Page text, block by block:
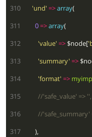
310
'und'=>array(
311
0=>array(
312
'value'=> $node[
313
'summary'=>
314
'format'=>
315
316
317
      ),